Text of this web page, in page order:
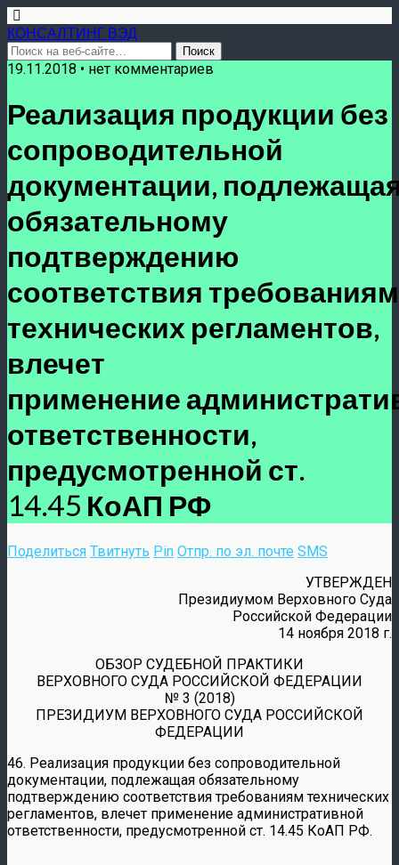
КОНСАЛТИНГ ВЭД
19.11.2018 • нет комментариев
Реализация продукции без
сопроводительной
документации,
обязательному
подтверждению
соответствия требованиям
технических регламентов,
влечет
применение
ответственности,
предусмотренной ст.
14.45 КоАП РФ
Поделиться Твитнуть Pin Отпр. по эл. почте SMS
УТВЕРЖДЕН
Президиумом Верховного Суда
Российской Федерации
14 ноября 2018 г.
ОБЗОР СУДЕБНОЙ ПРАКТИКИ
ВЕРХОВНОГО СУДА РОССИЙСКОЙ ФЕДЕРАЦИИ
№ 3 (2018)
ПРЕЗИДИУМ ВЕРХОВНОГО СУДА РОССИЙСКОЙ
ФЕДЕРАЦИИ
46. Реализация продукции без сопроводительной
документации, подлежащая обязательному
подтверждению соответствия требованиям технических
регламентов, влечет применение административной
ответственности, предусмотренной ст. 14.45 КоАП РФ.